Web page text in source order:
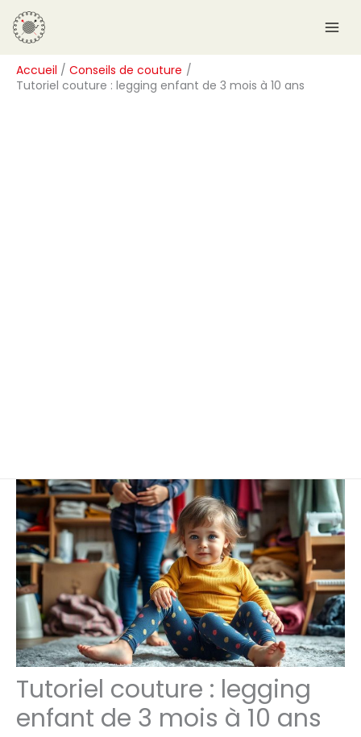
Aller
au
contenu
Accueil
Conseils de couture
Tutoriel couture : legging enfant de 3 mois à 10 ans
Tutoriel couture : legging
enfant de 3 mois à 10 ans
R
e
c
h